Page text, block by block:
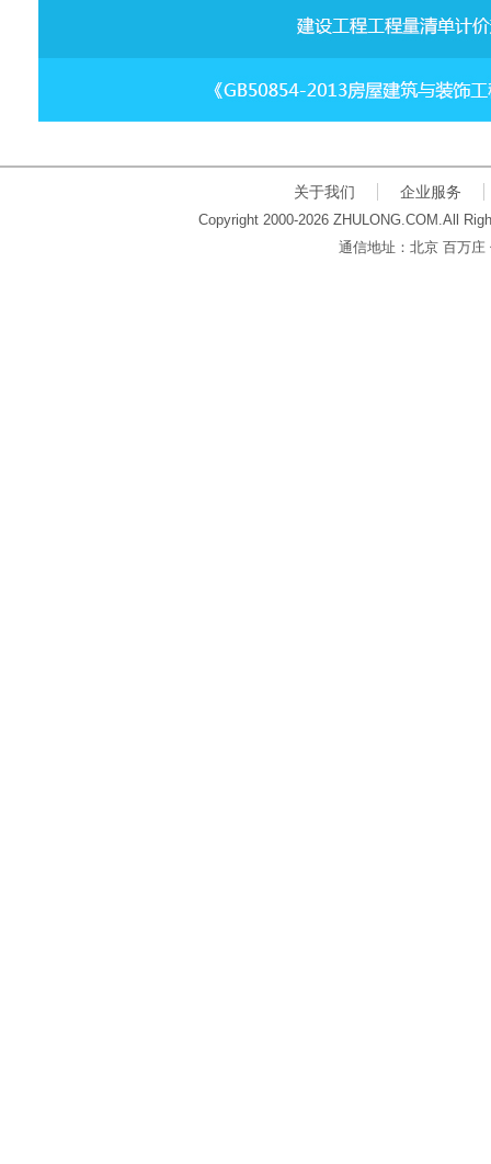
关于我们 企业服务
Copyright 2000-2026 ZHULONG.COM.All
通信地址：北京 百万